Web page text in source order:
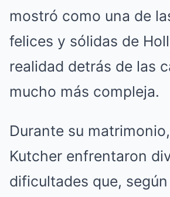
mostró como una de
felices y sólidas de
realidad detrás de las
mucho más compleja.
Durante su
Kutcher enfrentaron
dificultades que, según